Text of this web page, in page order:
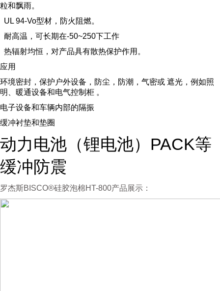
粒和飘雨。
UL 94-Vo型材，防火阻燃。
耐高温，可长期在-50~250下工作
热辐射均恒，对产品具有散热保护作用。
应用
环境密封，保护户外设备，防尘，防潮，气密或 遮光，例如照
明、暖通设备和电气控制柜 。
电子设备和车辆内部的隔振
缓冲衬垫和垫圈
动力电池（锂电池）PACK等
缓冲防震
罗杰斯BISCO®硅胶泡棉HT-800产品展示：